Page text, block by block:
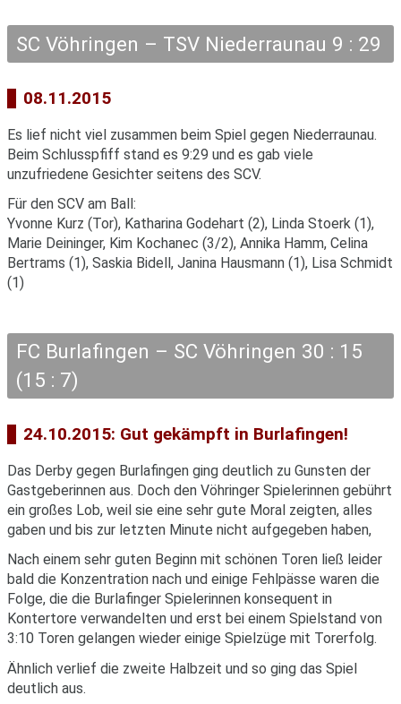
SC Vöhringen – TSV Niederraunau 9 : 29
08.11.2015
Es lief nicht viel zusammen beim Spiel gegen Niederraunau.
Beim Schlusspfiff stand es 9:29 und es gab viele
unzufriedene Gesichter seitens des SCV.
Für den SCV am Ball:
Yvonne Kurz (Tor), Katharina Godehart (2), Linda Stoerk (1),
Marie Deininger, Kim Kochanec (3/2), Annika Hamm, Celina
Bertrams (1), Saskia Bidell, Janina Hausmann (1), Lisa Schmidt
(1)
FC Burlafingen – SC Vöhringen 30 : 15
(15 : 7)
24.10.2015: Gut gekämpft in Burlafingen!
Das Derby gegen Burlafingen ging deutlich zu Gunsten der
Gastgeberinnen aus. Doch den Vöhringer Spielerinnen gebührt
ein großes Lob, weil sie eine sehr gute Moral zeigten, alles
gaben und bis zur letzten Minute nicht aufgegeben haben,
Nach einem sehr guten Beginn mit schönen Toren ließ leider
bald die Konzentration nach und einige Fehlpässe waren die
Folge, die die Burlafinger Spielerinnen konsequent in
Kontertore verwandelten und erst bei einem Spielstand von
3:10 Toren gelangen wieder einige Spielzüge mit Torerfolg.
Ähnlich verlief die zweite Halbzeit und so ging das Spiel
deutlich aus.